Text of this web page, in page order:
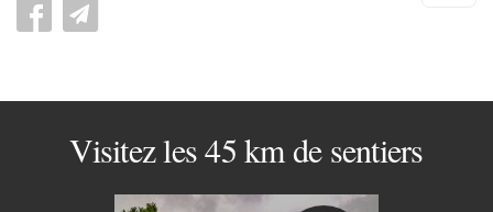
Visitez les 45 km de sentiers